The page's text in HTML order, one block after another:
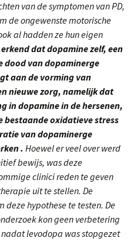
van de symptomen van PD,
de ongewenste motorische
al hadden ze hun eigen
dat dopamine zelf, een
dood van dopaminerge
​​aan de vorming van
nieuwe zorg, namelijk dat
in dopamine in de hersenen,
bestaande oxidatieve stress
van dopaminerge
. Hoewel er veel over werd
bewijs, was deze
clinici reden te geven
uit te stellen. De
deze hypothese te testen. De
kon geen verbetering
levodopa was stopgezet